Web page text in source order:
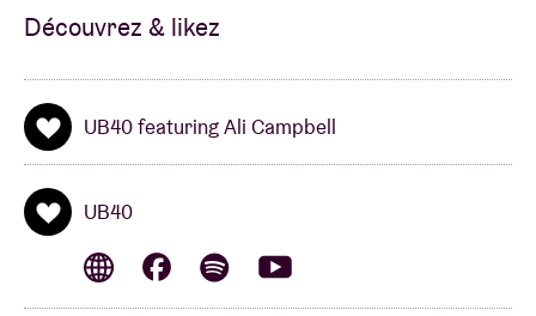
quitté la formation originale du groupe en 2008, les
concert typique comprend des reprises de
classiques du reggae tels que Cherry Oh Baby,
Please Don't Make Me Cry, Kingston Town et Red
Love, ainsi que des titres originaux plus récents tels
que Unprecedented, tiré de l'album du même nom
sorti en 2021.
Découvrez & likez
UB40 featuring Ali Campbell
UB40